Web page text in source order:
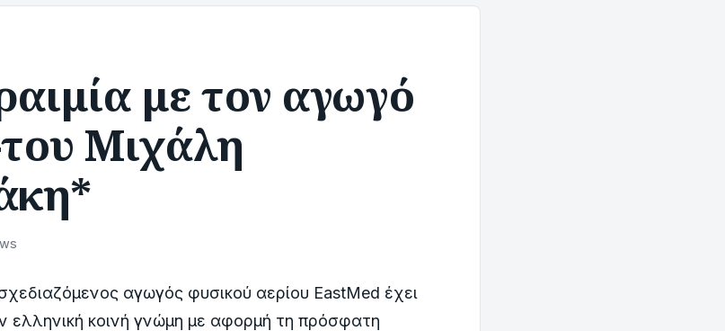
με τον αγωγό
Μιχάλη
αγωγός φυσικού αερίου EastMed έχει
ελληνική κοινή γνώμη με αφορμή τη πρόσφατη